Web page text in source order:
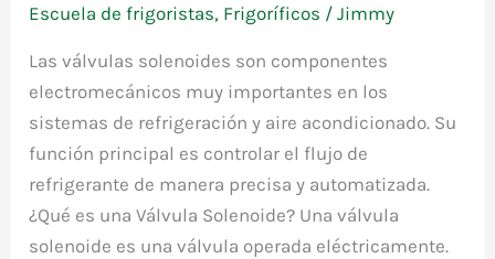
Escuela de frigoristas, Frigoríficos /Jimmy
Las válvulas solenoides son componentes
electromecánicos muy importantes en los
sistemas de refrigeración y aire acondicionado. Su
función principal es controlar el flujo de
refrigerante de manera precisa y automatizada.
¿Qué es una Válvula Solenoide? Una válvula
solenoide es una válvula operada eléctricamente.